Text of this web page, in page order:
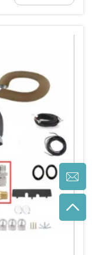
السخانات...